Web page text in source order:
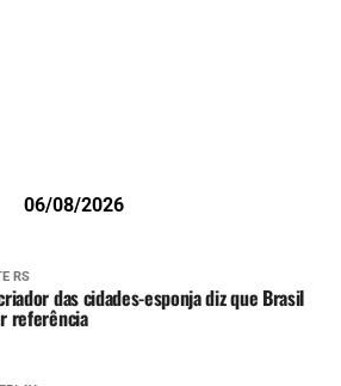
06/08/2026
RS
das cidades-esponja diz que Brasil
referência